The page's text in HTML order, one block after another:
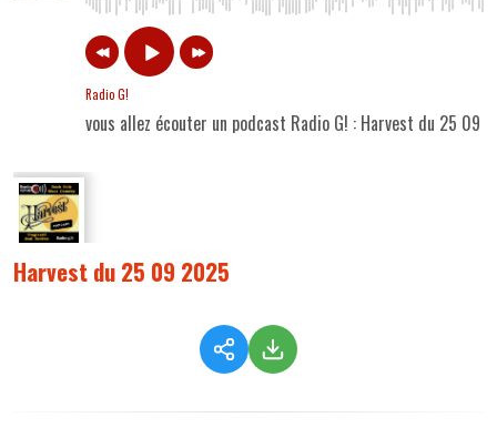
Radio G!
vous allez écouter un podcast Radio G! : Harvest du 25 09
Harvest du 25 09 2025